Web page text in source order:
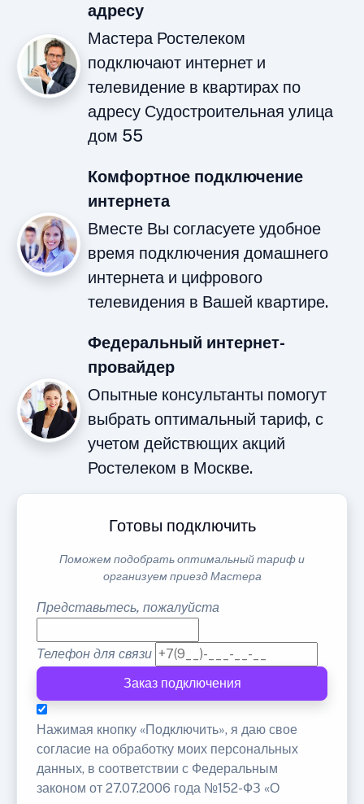
адресу
Мастера Ростелеком
подключают интернет и
телевидение в квартирах по
адресу Судостроительная улица
дом 55
Комфортное подключение
интернета
Вместе Вы согласуете удобное
время подключения домашнего
интернета и цифрового
телевидения в Вашей квартире.
Федеральный интернет-
провайдер
Опытные консультанты помогут
выбрать оптимальный тариф, с
учетом действющих акций
Ростелеком в Москве.
Готовы подключить
Поможем подобрать оптимальный тариф и
организуем приезд Мастера
Представьтесь, пожалуйста
Телефон для связи
Заказ подключения
Нажимая кнопку «Подключить», я даю свое
согласие на обработку моих персональных
данных, в соответствии с Федеральным
законом от 27.07.2006 года №152-ФЗ «О